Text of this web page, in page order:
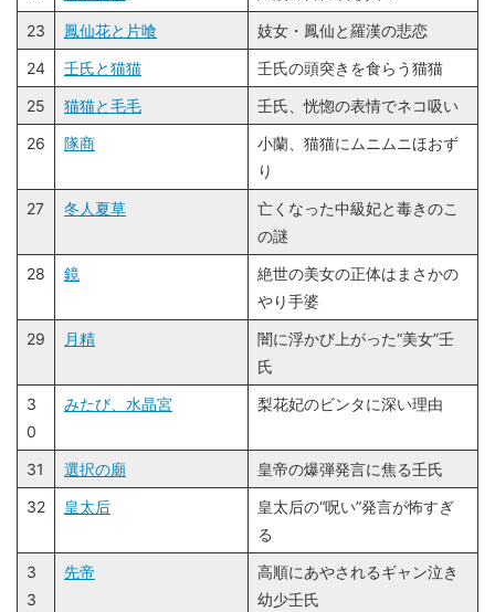
23
鳳仙花と片喰
妓女・鳳仙と羅漢の悲恋
24
壬氏と猫猫
壬氏の頭突きを食らう猫猫
25
猫猫と毛毛
壬氏、恍惚の表情でネコ吸い
26
隊商
小蘭、猫猫にムニムニほおず
り
27
冬人夏草
亡くなった中級妃と毒きのこ
の謎
28
鏡
絶世の美女の正体はまさかの
やり手婆
29
月精
闇に浮かび上がった“美女”壬
氏
3
0
みたび、水晶宮 梨花妃のビンタに深い理由
31 選択の廟
皇帝の爆弾発言に焦る壬氏
32
皇太后
皇太后の“呪い”発言が怖すぎ
る
3
3
先帝
高順にあやされるギャン泣き
幼少壬氏